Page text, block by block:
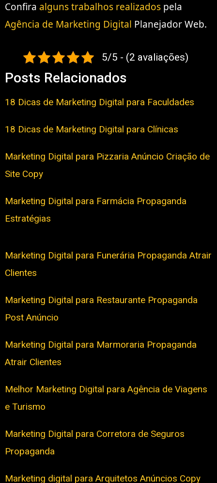
Confira alguns trabalhos realizados pela
Agência de Marketing Digital Planejador Web.
5/5 - (2 avaliações)
Posts Relacionados
18 Dicas de Marketing Digital para Faculdades
18 Dicas de Marketing Digital para Clínicas
Marketing Digital para Pizzaria Anúncio Criação de
Site Copy
Marketing Digital para Farmácia Propaganda
Estratégias
Marketing Digital para Funerária Propaganda Atrair
Clientes
Marketing Digital para Restaurante Propaganda
Post Anúncio
Marketing Digital para Marmoraria Propaganda
Atrair Clientes
Melhor Marketing Digital para Agência de Viagens
e Turismo
Marketing Digital para Corretora de Seguros
Propaganda
Marketing digital para Arquitetos Anúncios Copy